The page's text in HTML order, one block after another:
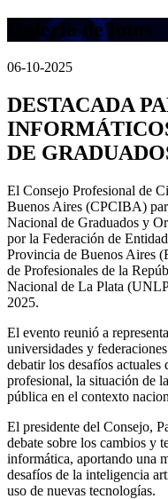
Galería de fotos
06-10-2025
DESTACADA
DE
El Consejo Profesional de
Buenos Aires (CPCIBA)
Nacional de Graduados y
por la Federación de
Provincia de Buenos Aires
de Profesionales de la
Nacional de La Plata
2025.
El evento reunió a
universidades y
debatir los desafíos
profesional, la situación de
pública en el contexto
El presidente del Consejo,
debate sobre los cambios y
informática, aportando una
desafíos de la inteligencia
uso de nuevas tecnologías.